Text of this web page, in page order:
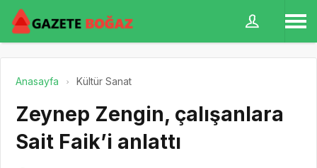
Anasayfa Kültür Sanat
Zeynep Zengin, çalışanlara
Sait Faik’i anlattı